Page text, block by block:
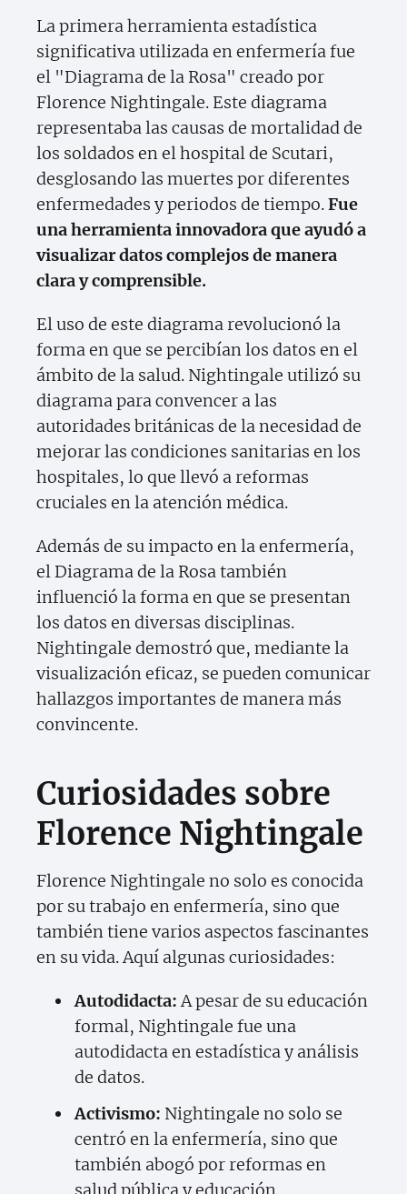
La primera herramienta estadística
significativa utilizada en enfermería fue
el "Diagrama de la Rosa" creado por
Florence Nightingale. Este diagrama
representaba las causas de mortalidad de
los soldados en el hospital de Scutari,
desglosando las muertes por diferentes
enfermedades y periodos de tiempo.Fue
una herramienta innovadora que ayudó a
visualizar datos complejos de manera
clara y comprensible.
El uso de este diagrama revolucionó la
forma en que se percibían los datos en el
ámbito de la salud. Nightingale utilizó su
diagrama para convencer a las
autoridades británicas de la necesidad de
mejorar las condiciones sanitarias en los
hospitales, lo que llevó a reformas
cruciales en la atención médica.
Además de su impacto en la enfermería,
el Diagrama de la Rosa también
influenció la forma en que se presentan
los datos en diversas disciplinas.
Nightingale demostró que, mediante la
visualización eficaz, se pueden comunicar
hallazgos importantes de manera más
convincente.
Curiosidades sobre
Florence Nightingale
Florence Nightingale no solo es conocida
por su trabajo en enfermería, sino que
también tiene varios aspectos fascinantes
en su vida. Aquí algunas curiosidades:
Autodidacta:A pesar de su educación
formal, Nightingale fue una
autodidacta en estadística y análisis
de datos.
Activismo: Nightingale no solo se
centró en la enfermería, sino que
también abogó por reformas en